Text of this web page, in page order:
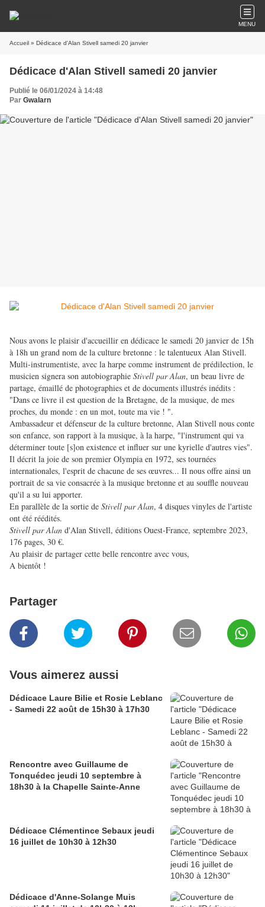
MENU
Accueil » Dédicace d'Alan Stivell samedi 20 janvier
Dédicace d'Alan Stivell samedi 20 janvier
Publié le 06/01/2024 à 14:48
Par Gwalarn
Nous avons le plaisir d'accueillir en dédicace le samedi 20 janvier de 15h
à 18h un grand nom de la culture bretonne : le talentueux Alan Stivell.
Multi-instrumentiste, avec la harpe comme instrument de prédilection, le
musicien signera son autobiographie Stivell par Alan, un beau livre de
partage, émaillé de photographies et de documents illustrés inédits :
"Dans ce livre il est question de la Bretagne, de la musique, de mes
proches, du monde : en un mot, toute ma vie ! ".
Ambassadeur et défenseur de la culture bretonne, Alan Stivell nous conte
son enfance, son rapport à la musique, à la harpe, "l'instrument qui va
déterminer toute [s]on existence et influer sur une kyrielle d'autres vies".
Il décrit la joie de son premier Olympia en 1972, ses tournées
internationales, l'esprit de chacune de ses œuvres... Il nous offre ainsi un
portrait de sa vie consacrée à la musique bretonne et au souffle nouveau
qu'il a su lui apporter.
En parallèle de la sortie de Stivell par Alan, 4 disques vinyles de l'artiste
ont été réédités.
Stivell par Alan d'Alan Stivell, éditions Ouest-France, septembre 2023,
176 pages, 30 €.
Au plaisir de partager cette belle rencontre avec vous,
A bientôt !
Partager
Vous aimerez aussi
Dédicace Laure Bilie et Rosie Leblanc
- Samedi 22 août de 15h30 à 17h30
Rencontre avec Guillaume de
Tonquédec jeudi 10 septembre à
18h30 à la Chapelle Sainte-Anne
Dédicace Clémentince Sebaux jeudi
16 juillet de 10h30 à 12h30
Dédicace d'Anne-Solange Muis